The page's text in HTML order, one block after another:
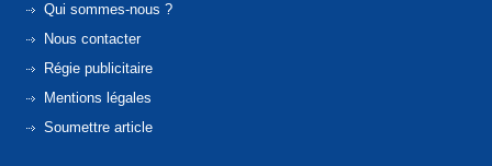
Qui sommes-nous ?
Nous contacter
Régie publicitaire
Mentions légales
Soumettre article